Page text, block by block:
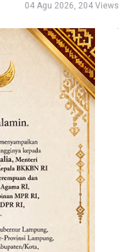
04 Agu 2026, 204 Views